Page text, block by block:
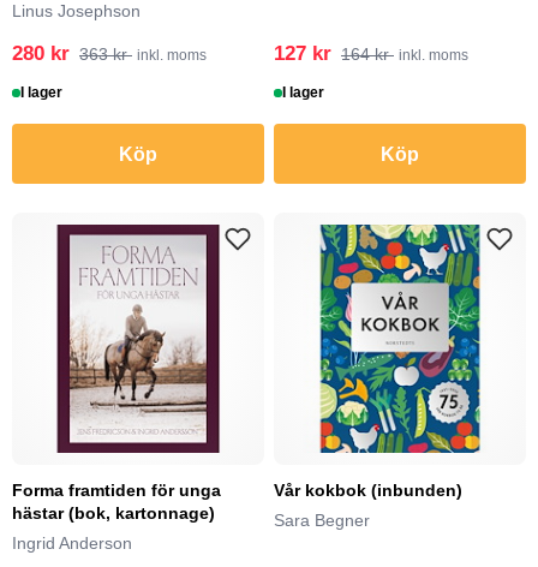
Linus Josephson
280 kr 363 kr inkl. moms
I lager
Köp
127 kr 164 kr inkl. moms
I lager
Köp
Forma framtiden för unga
hästar (bok, kartonnage)
Ingrid Anderson
Vår kokbok (inbunden)
Sara Begner